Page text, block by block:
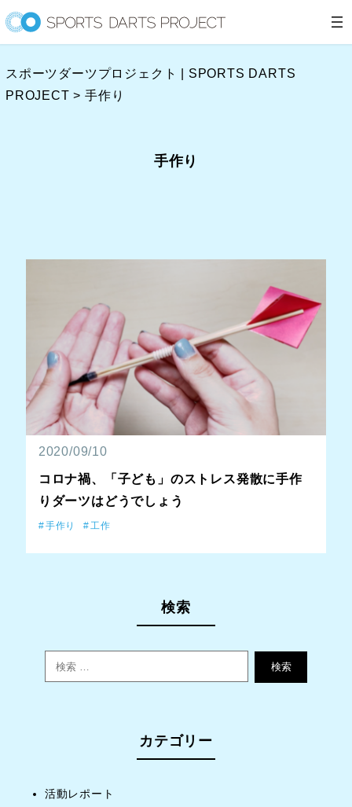
内
容
ス
キ
スポーツダーツプロジェクト | SPORTS DARTS
PROJECT >手作り
手作り
2020/09/10
コロナ禍、「子ども」のストレス発散に手作
りダーツはどうでしょう
手作り 工作
検索
検索
カテゴリー
活動レポート